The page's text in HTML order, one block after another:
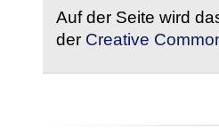
Auf der Seite wird
der Creative